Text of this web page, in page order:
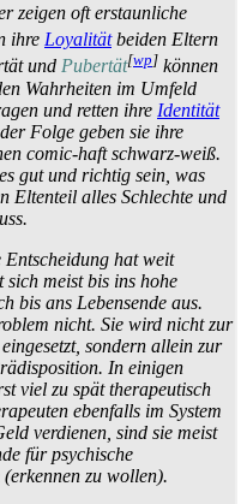
zeigen oft erstaunliche
ihre Loyalitätbeiden Eltern
und Pubertät[wp] können
Wahrheiten im Umfeld
und retten ihre Identität
Folge geben sie ihre
comic-haft schwarz-weiß.
gut und richtig sein, was
Eltenteil alles Schlechte und
Entscheidung hat weit
meist bis ins hohe
bis ans Lebensende aus.
nicht. Sie wird nicht zur
sondern allein zur
In einigen
viel zu spät therapeutisch
ebenfalls im System
verdienen, sind sie meist
für psychische
zu wollen).